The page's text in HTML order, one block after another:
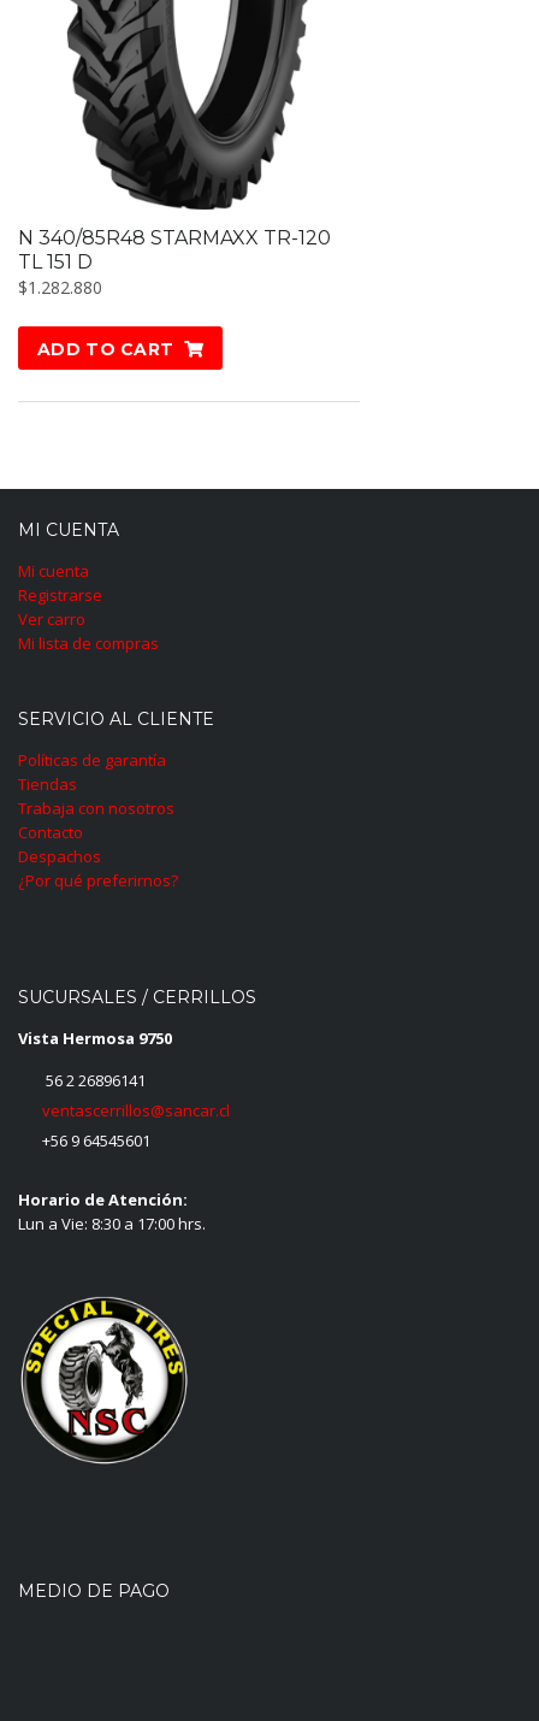
N 340/85R48 STARMAXX TR-120
TL 151 D
$1.282.880
ADD TO CART
MI CUENTA
Mi cuenta
Registrarse
Ver carro
Mi lista de compras
SERVICIO AL CLIENTE
Políticas de garantía
Tiendas
Trabaja con nosotros
Contacto
Despachos
¿Por qué preferirnos?
SUCURSALES / CERRILLOS
Vista Hermosa 9750
56 2 26896141
ventascerrillos@sancar.cl
+56 9 64545601
Horario de Atención:
Lun a Vie: 8:30 a 17:00 hrs.
MEDIO DE PAGO